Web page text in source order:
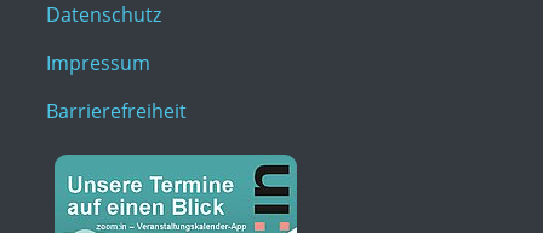
Datenschutz
Impressum
Barrierefreiheit